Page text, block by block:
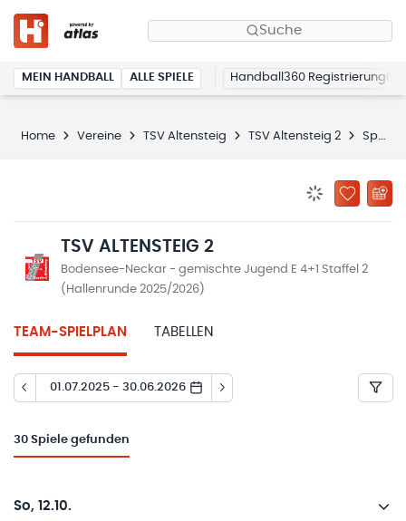
Suche
MEIN HANDBALL ALLE SPIELE Handball360 Registrierung
Home Vereine TSV Altensteig TSV Altensteig 2 Spielplan
ZU
TSV ALTENSTEIG 2
Bodensee-Neckar - gemischte Jugend E 4+1 Staffel 2
(Hallenrunde 2025/2026)
TEAM-SPIELPLAN TABELLEN
01.07.2025 - 30.06.2026
30 Spiele gefunden
So, 12.10.